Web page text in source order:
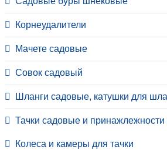
Корнеудалители
Мачете садовые
Совок садовый
Шланги садовые, катушки для
Тачки садовые и принажлежности
Колеса и камеры для тачки